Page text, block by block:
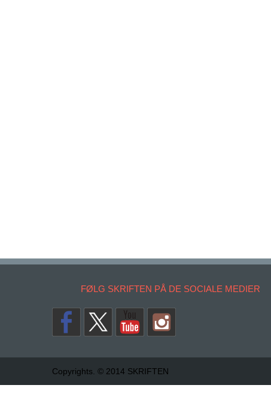
FØLG SKRIFTEN PÅ DE SOCIALE MEDIER
Copyrights. © 2014 SKRIFTEN